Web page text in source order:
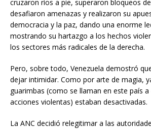
cruzaron ríos a pie, superaron bloqueos
desafiaron amenazas y realizaron su
democracia y la paz, dando una enorme
mostrando su hartazgo a los hechos
los sectores más radicales de la derecha.
Pero, sobre todo, Venezuela demostró
dejar intimidar. Como por arte de magia,
guarimbas (como se llaman en este país
acciones violentas) estaban desactivadas.
La ANC decidió relegitimar a las